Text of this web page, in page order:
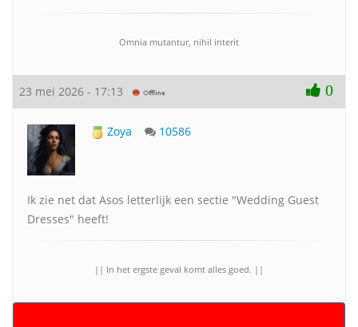
Omnia mutantur, nihil interit
23 mei 2026 - 17:13 0
Zoya 10586
Ik zie net dat Asos letterlijk een sectie "Wedding Guest
Dresses" heeft!
|| In het ergste geval komt alles goed. ||